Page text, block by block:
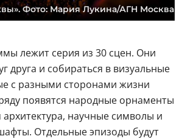
Фото: Мария Лукина/АГН Москва
лежит серия из 30 сцен. Они
друга и собираться в визуальные
с разными сторонами жизни
появятся народные орнаменты
научные символы и
Отдельные эпизоды будут